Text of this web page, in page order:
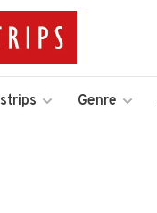
Genre